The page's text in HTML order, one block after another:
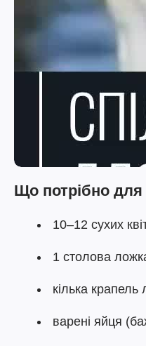
Що потрібно
10–12 сухих
1 столова
кілька
варені яйця